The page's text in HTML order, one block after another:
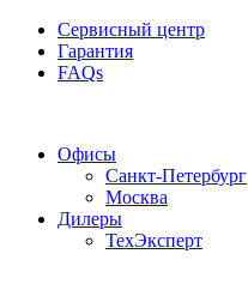
Сервисный центр
Гарантия
FAQs
Офисы
Санкт-Петербург
Москва
Дилеры
ТехЭксперт